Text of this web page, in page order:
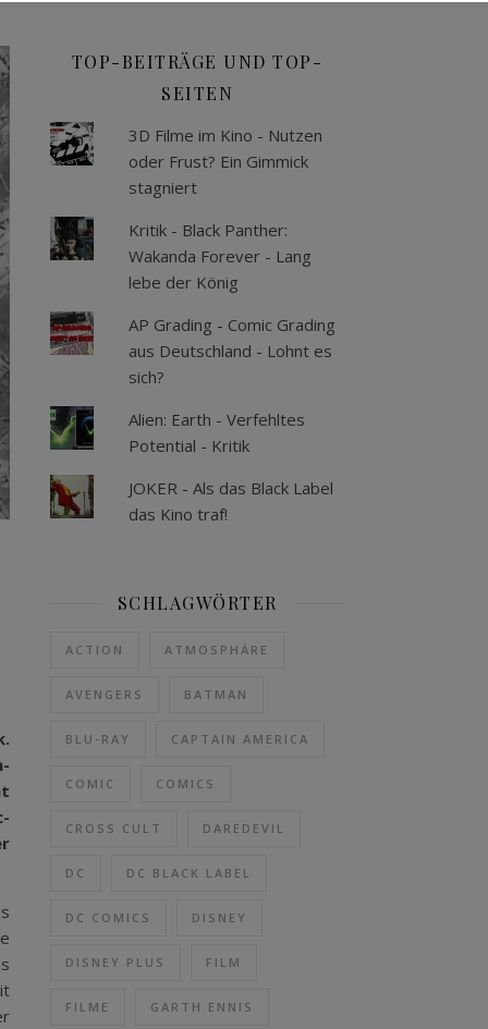
TOP-BEITRÄGE UND TOP-
SEITEN
3D Filme im Kino - Nutzen
oder Frust? Ein Gimmick
stagniert
Kritik - Black Panther:
Wakanda Forever - Lang
lebe der König
AP Grading - Comic Grading
aus Deutschland - Lohnt es
sich?
Alien: Earth - Verfehltes
Potential - Kritik
JOKER - Als das Black Label
das Kino traf!
SCHLAGWÖRTER
ACTION ATMOSPHÄRE
AVENGERS BATMAN
BLU-RAY CAPTAIN AMERICA
COMIC COMICS
CROSS CULT DAREDEVIL
DC DC BLACK LABEL
DC COMICS DISNEY
DISNEY PLUS FILM
FILME GARTH ENNIS